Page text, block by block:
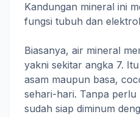
Kandungan mineral ini
fungsi tubuh dan
Biasanya, air mineral
yakni sekitar angka 7.
asam maupun basa,
sehari-hari. Tanpa perlu
sudah siap diminum